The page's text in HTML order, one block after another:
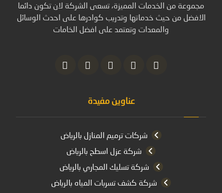
مجموعة من الخدمات المميزة، تسعى الشركة لان تكون دائما
الافضل من حيث خدماتها وتدريب كوادرها على احدث الوسائل
والمعدات وتعتمد على افضل الخامات
عناوين مفيدة
شركات ترميم المنازل بالرياض
شركة عزل اسطح بالرياض
شركة تسليك المجاري بالرياض
شركة كشف تسربات المياه بالرياض